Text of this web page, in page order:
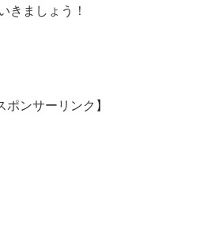
きましょう！
ポンサーリンク】